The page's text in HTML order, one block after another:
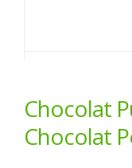
Chocolat
Chocolat